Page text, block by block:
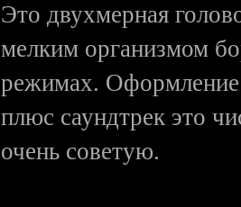
Это двухмерная
мелким организмом
режимах. Оформление
плюс саундтрек это
очень советую.